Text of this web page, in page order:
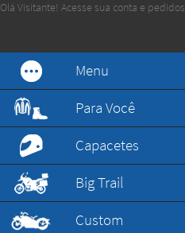
Olá Visitante! Acesse sua conta e pedidos
Menu
Para Você
Capacetes
Big Trail
Custom